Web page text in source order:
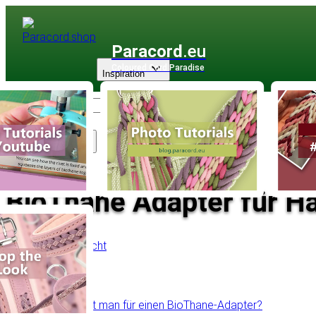
Paracord .eu
Coloured Cord Paradise
Sortiment
Inspiration
BioThane Adapter für
Zurück zur Übersicht
Inhaltsverzeichnis
Was braucht man für einen BioThane-Adapter?